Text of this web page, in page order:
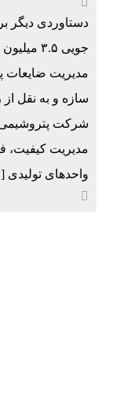
دستاوردی
جویی
مدیریت ضایعات
سازه و به نقل
شرکت پتروشیمی
مدیریت کیفیت،
واحدهای